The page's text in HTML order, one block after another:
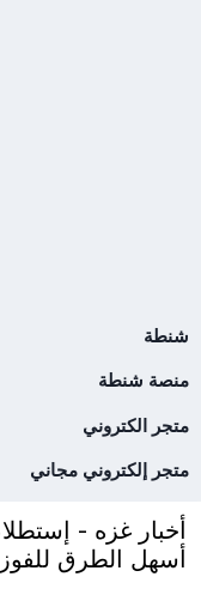
شنطة
منصة شنطة
متجر الكتروني
متجر إلكتروني مجاني
أخبار غزه -
أسهل الطرق للفوز